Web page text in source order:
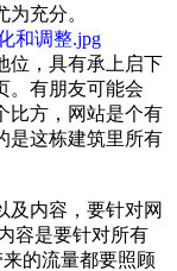
充分。
，具有承上启下
。有朋友可能会
比方，网站是个有
是这栋建筑里所有
内容，要针对网
容是要针对所有
的流量都要照顾